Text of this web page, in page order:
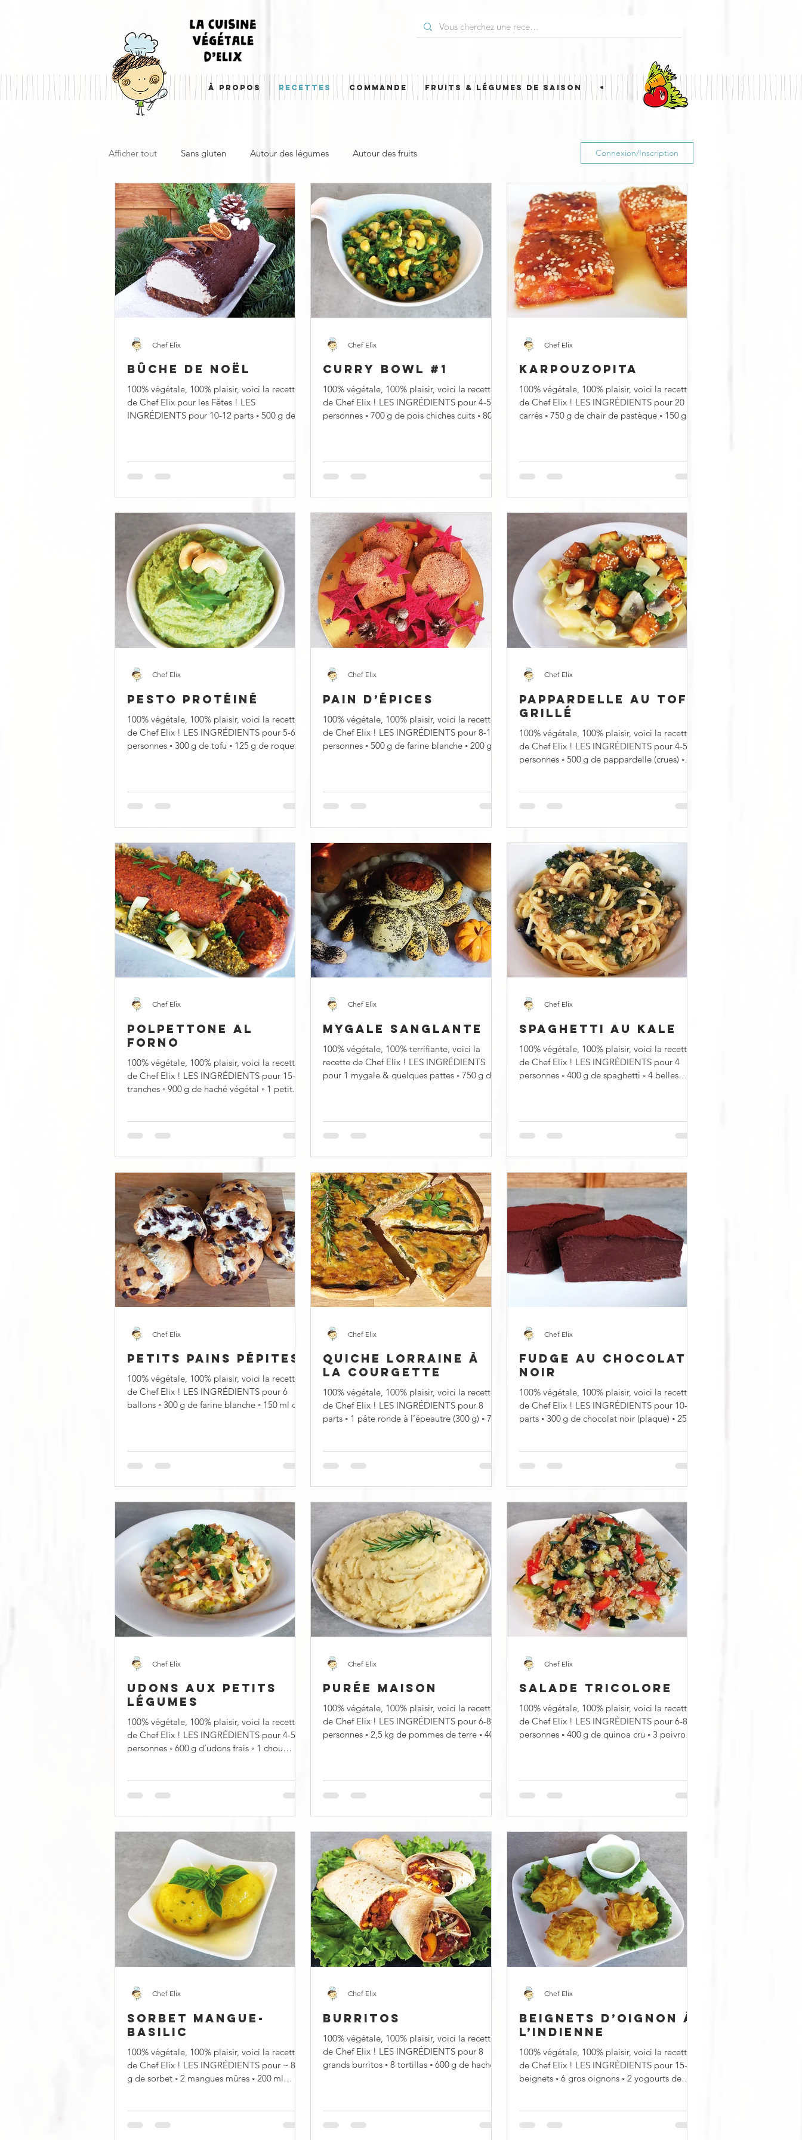
À PROPOS RECETTES COMMANDE FRUITS & LÉGUMES DE SAISON +
Afficher tout Sans gluten Autour des légumes Autour des fruits
Boulangerie, pâtisserie & desserts Entrée, apéro & accompagnement
Plat principal & plat complet Pour les Fêtes Cuisine étrangère Simili À emporter
Froid Chaud Sucré Salé
Connexion/Inscription
BÛCHE DE NOËL
100% végétale, 100% plaisir, voici la recette
de Chef Elix pour les Fêtes ! LES
INGRÉDIENTS pour 10-12 parts ◦ 500 g de
Chef Elix
CURRY BOWL #1
100% végétale, 100% plaisir, voici la recette
de Chef Elix ! LES INGRÉDIENTS pour 4-5
personnes ◦ 700 g de pois chiches cuits ◦ 800
Chef Elix
KARPOUZOPITA
100% végétale, 100% plaisir, voici la recette
de Chef Elix ! LES INGRÉDIENTS pour 20
carrés ◦ 750 g de chair de pastèque ◦ 150 g de
Chef Elix
PESTO PROTÉINÉ
100% végétale, 100% plaisir, voici la recette
de Chef Elix ! LES INGRÉDIENTS pour 5-6
personnes ◦ 300 g de tofu ◦ 125 g de roquette
Chef Elix
PAIN D’ÉPICES
100% végétale, 100% plaisir, voici la recette
de Chef Elix ! LES INGRÉDIENTS pour 8-10
personnes ◦ 500 g de farine blanche ◦ 200 g
Chef Elix
PAPPARDELLE AU TOFU
GRILLÉ
100% végétale, 100% plaisir, voici la recette
de Chef Elix ! LES INGRÉDIENTS pour 4-5
personnes ◦ 500 g de pappardelle (crues) ◦
Chef Elix
POLPETTONE AL
FORNO
100% végétale, 100% plaisir, voici la recette
de Chef Elix ! LES INGRÉDIENTS pour 15-20
tranches ◦ 900 g de haché végétal ◦ 1 petit...
Chef Elix
MYGALE SANGLANTE
100% végétale, 100% terrifiante, voici la
recette de Chef Elix ! LES INGRÉDIENTS
pour 1 mygale & quelques pattes ◦ 750 g de
Chef Elix
SPAGHETTI AU KALE
100% végétale, 100% plaisir, voici la recette
de Chef Elix ! LES INGRÉDIENTS pour 4
personnes ◦ 400 g de spaghetti ◦ 4 belles
Chef Elix
PETITS PAINS PÉPITES
100% végétale, 100% plaisir, voici la recette
de Chef Elix ! LES INGRÉDIENTS pour 6
ballons ◦ 300 g de farine blanche ◦ 150 ml de
Chef Elix
QUICHE LORRAINE À
LA COURGETTE
100% végétale, 100% plaisir, voici la recette
de Chef Elix ! LES INGRÉDIENTS pour 8
parts ◦ 1 pâte ronde à l’épeautre (300 g) ◦ 700
Chef Elix
FUDGE AU CHOCOLAT
NOIR
100% végétale, 100% plaisir, voici la recette
de Chef Elix ! LES INGRÉDIENTS pour 10-12
parts ◦ 300 g de chocolat noir (plaque) ◦ 250
Chef Elix
UDONS AUX PETITS
LÉGUMES
100% végétale, 100% plaisir, voici la recette
de Chef Elix ! LES INGRÉDIENTS pour 4-5
personnes ◦ 600 g d’udons frais ◦ 1 chou
Chef Elix
PURÉE MAISON
100% végétale, 100% plaisir, voici la recette
de Chef Elix ! LES INGRÉDIENTS pour 6-8
personnes ◦ 2,5 kg de pommes de terre ◦ 40 g
Chef Elix
SALADE TRICOLORE
100% végétale, 100% plaisir, voici la recette
de Chef Elix ! LES INGRÉDIENTS pour 6-8
personnes ◦ 400 g de quinoa cru ◦ 3 poivrons
Chef Elix
SORBET MANGUE-
BASILIC
100% végétale, 100% plaisir, voici la recette
de Chef Elix ! LES INGRÉDIENTS pour ~ 800
g de sorbet ◦ 2 mangues mûres ◦ 200 ml
Chef Elix
BURRITOS
100% végétale, 100% plaisir, voici la recette
de Chef Elix ! LES INGRÉDIENTS pour 8
grands burritos ◦ 8 tortillas ◦ 600 g de haché...
Chef Elix
BEIGNETS D’OIGNON À
L’INDIENNE
100% végétale, 100% plaisir, voici la recette
de Chef Elix ! LES INGRÉDIENTS pour 15-20
beignets ◦ 6 gros oignons ◦ 2 yogourts de
Chef Elix